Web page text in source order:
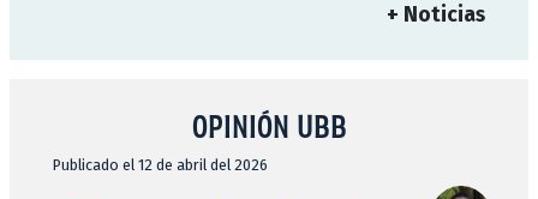
+ Noticias
OPINIÓN UBB
Publicado el 12 de abril del 2026